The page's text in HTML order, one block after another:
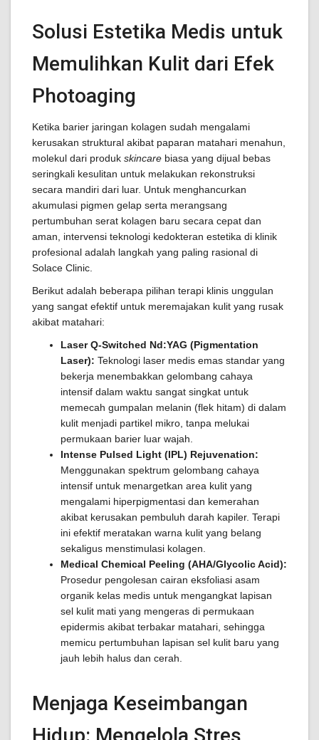
Solusi Estetika Medis untuk
Memulihkan Kulit dari Efek
Photoaging
Ketika barier jaringan kolagen sudah mengalami
kerusakan struktural akibat paparan matahari menahun,
molekul dari produk skincare biasa yang dijual bebas
seringkali kesulitan untuk melakukan rekonstruksi
secara mandiri dari luar. Untuk menghancurkan
akumulasi pigmen gelap serta merangsang
pertumbuhan serat kolagen baru secara cepat dan
aman, intervensi teknologi kedokteran estetika di klinik
profesional adalah langkah yang paling rasional di
Solace Clinic.
Berikut adalah beberapa pilihan terapi klinis unggulan
yang sangat efektif untuk meremajakan kulit yang rusak
akibat matahari:
Laser Q-Switched Nd:YAG (Pigmentation
Laser): Teknologi laser medis emas standar yang
bekerja menembakkan gelombang cahaya
intensif dalam waktu sangat singkat untuk
memecah gumpalan melanin (flek hitam) di dalam
kulit menjadi partikel mikro, tanpa melukai
permukaan barier luar wajah.
Intense Pulsed Light (IPL) Rejuvenation:
Menggunakan spektrum gelombang cahaya
intensif untuk menargetkan area kulit yang
mengalami hiperpigmentasi dan kemerahan
akibat kerusakan pembuluh darah kapiler. Terapi
ini efektif meratakan warna kulit yang belang
sekaligus menstimulasi kolagen.
Medical Chemical Peeling (AHA/Glycolic Acid):
Prosedur pengolesan cairan eksfoliasi asam
organik kelas medis untuk mengangkat lapisan
sel kulit mati yang mengeras di permukaan
epidermis akibat terbakar matahari, sehingga
memicu pertumbuhan lapisan sel kulit baru yang
jauh lebih halus dan cerah.
Menjaga Keseimbangan